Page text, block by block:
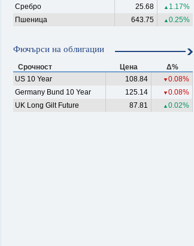
Сребро
25.68 ▲ 1.17%
Пшеница
643.75 ▲ 0.25%
Фючърси на облигации
Срочност Цена
Δ%
US 10 Year
108.84 ▼ 0.08%
Germany Bund 10 Year
125.14 ▼ 0.08%
UK Long Gilt Future
87.81 ▲ 0.02%